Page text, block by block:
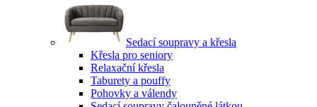
Sedací soupravy a křesla
Křesla pro seniory
Relaxační křesla
Taburety a pouffy
Pohovky a válendy